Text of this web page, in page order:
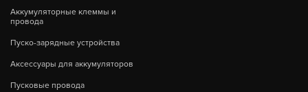
Аккумуляторные клеммы и
провода
Пуско-зарядные устройства
Аксессуары для аккумуляторов
Пусковые провода